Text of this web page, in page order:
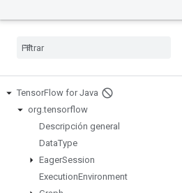
TensorFlow for Java
org.tensorflow
Descripción general
DataType
EagerSession
ExecutionEnvironment